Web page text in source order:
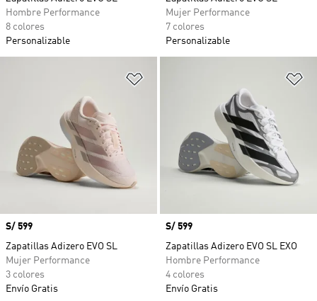
Hombre Performance
8 colores
Personalizable
Mujer Performance
7 colores
Personalizable
Precio
S/ 599
Zapatillas Adizero EVO SL
Mujer Performance
3 colores
Envío Gratis
Precio
S/ 599
Zapatillas Adizero EVO SL EXO
Hombre Performance
4 colores
Envío Gratis